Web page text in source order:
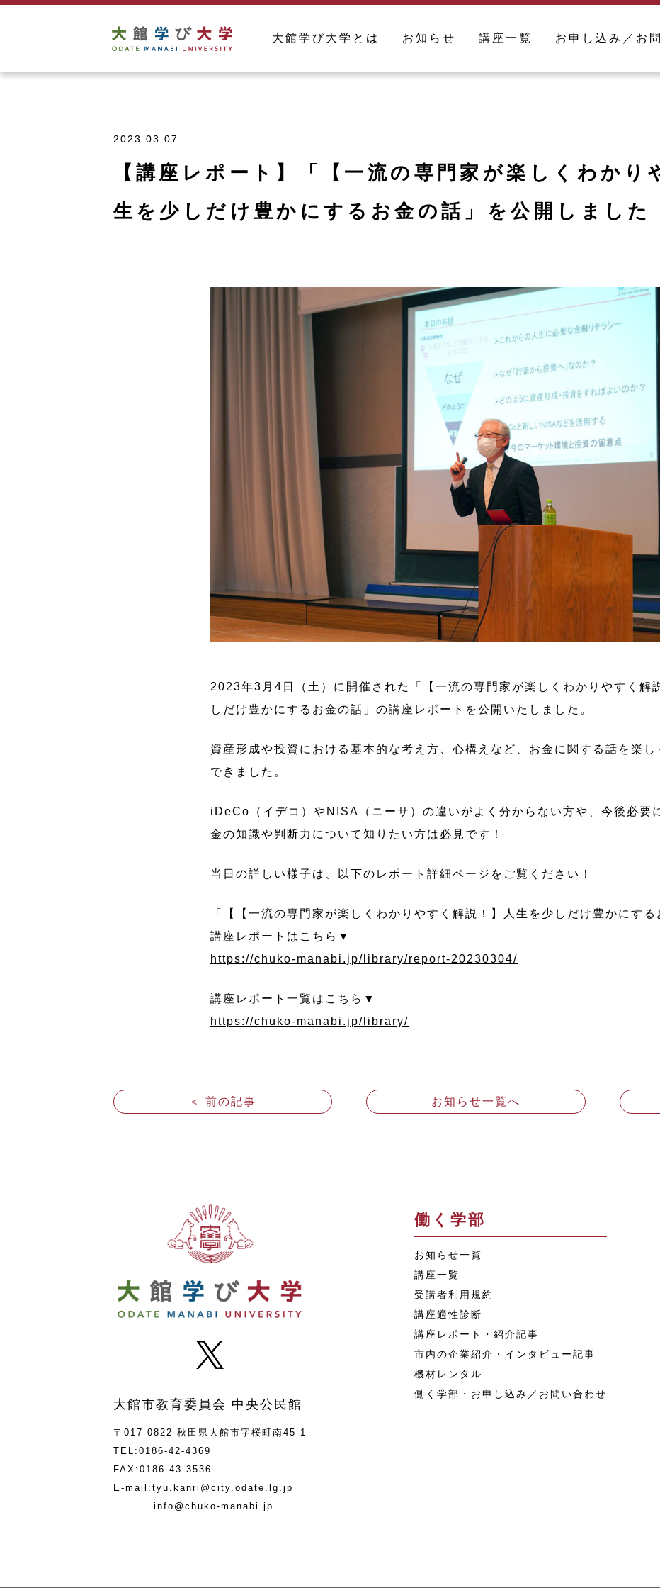
大館学び大学とは お知らせ 講座一覧 お申し込み／お
2023.03.07
【講座レポート】「【一流の専門家が楽しくわかり
生を少しだけ豊かにするお金の話」を公開しました
2023年3月4日（土）に開催された「【一流の専門家が楽しくわかりやすく解
しだけ豊かにするお金の話」の講座レポートを公開いたしました。
資産形成や投資における基本的な考え方、心構えなど、お金に関する話を楽し
できました。
iDeCo（イデコ）やNISA（ニーサ）の違いがよく分からない方や、今後必要
金の知識や判断力について知りたい方は必見です！
当日の詳しい様子は、以下のレポート詳細ページをご覧ください！
「【【一流の専門家が楽しくわかりやすく解説！】人生を少しだけ豊かにする
講座レポートはこちら▼
https://chuko-manabi.jp/library/report-20230304/
講座レポート一覧はこちら▼
https://chuko-manabi.jp/library/
＜ 前の記事 お知らせ一覧へ
大館市教育委員会 中央公民館
〒017-0822 秋田県大館市字桜町南45-1
TEL:0186-42-4369
FAX:0186-43-3536
E-mail:tyu.kanri@city.odate.lg.jp
info@chuko-manabi.jp
働く学部
お知らせ一覧
講座一覧
受講者利用規約
講座適性診断
講座レポート・紹介記事
市内の企業紹介・インタビュー記事
機材レンタル
働く学部・お申し込み／お問い合わせ